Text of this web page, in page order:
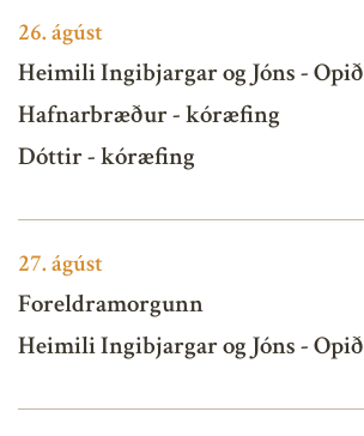
26.ágúst
Heimili Ingibjargar og Jóns - Opið
Hafnarbræður - kóræfing
Dóttir - kóræfing
27.ágúst
Foreldramorgunn
Heimili Ingibjargar og Jóns - Opið